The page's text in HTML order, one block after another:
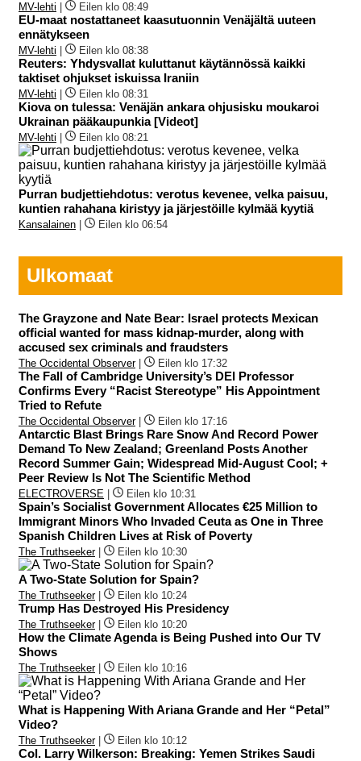
MV-lehti Eilen klo 08:49
EU-maat nostattaneet kaasutuonnin Venäjältä uuteen
ennätykseen
MV-lehti Eilen klo 08:38
Reuters: Yhdysvallat kuluttanut käytännössä kaikki
taktiset ohjukset iskuissa Iraniin
MV-lehti Eilen klo 08:31
Kiova on tulessa: Venäjän ankara ohjusisku moukaroi
Ukrainan pääkaupunkia [Videot]
MV-lehti Eilen klo 08:21
Purran budjettiehdotus: verotus kevenee, velka paisuu,
kuntien rahahana kiristyy ja järjestöille kylmää kyytiä
Kansalainen Eilen klo 06:54
Ulkomaat
The Grayzone and Nate Bear: Israel protects Mexican
official wanted for mass kidnap-murder, along with
accused sex criminals and fraudsters
The Occidental Observer| Eilen klo 17:32
The Fall of Cambridge University’s DEI Professor
Confirms Every “Racist Stereotype” His Appointment
Tried to Refute
The Occidental Observer| Eilen klo 17:16
Antarctic Blast Brings Rare Snow And Record Power
Demand To New Zealand; Greenland Posts Another
Record Summer Gain; Widespread Mid-August Cool; +
Peer Review Is Not The Scientific Method
ELECTROVERSE Eilen klo 10:31
Spain’s Socialist Government Allocates €25 Million to
Immigrant Minors Who Invaded Ceuta as One in Three
Spanish Children Lives at Risk of Poverty
The Truthseeker| Eilen klo 10:30
A Two-State Solution for Spain?
The Truthseeker| Eilen klo 10:24
Trump Has Destroyed His Presidency
The Truthseeker| Eilen klo 10:20
How the Climate Agenda is Being Pushed into Our TV
Shows
The Truthseeker| Eilen klo 10:16
What is Happening With Ariana Grande and Her “Petal”
Video?
The Truthseeker| Eilen klo 10:12
Col. Larry Wilkerson: Breaking: Yemen Strikes Saudi